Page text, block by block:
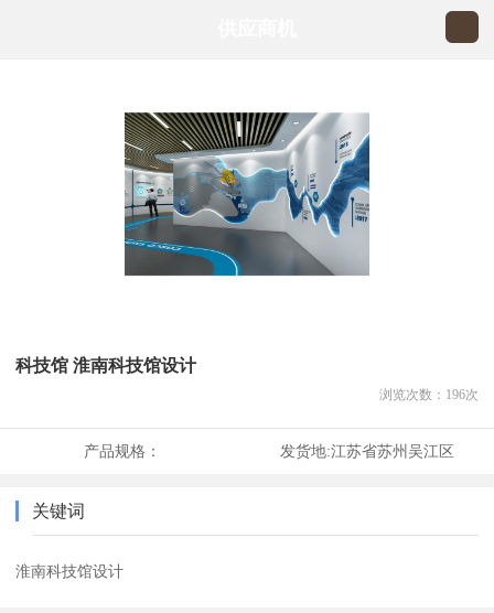
科技馆 淮南科技馆设计
浏览次数： 196次
产品规格： 发货地:江苏省苏州吴江区
关键词
淮南科技馆设计